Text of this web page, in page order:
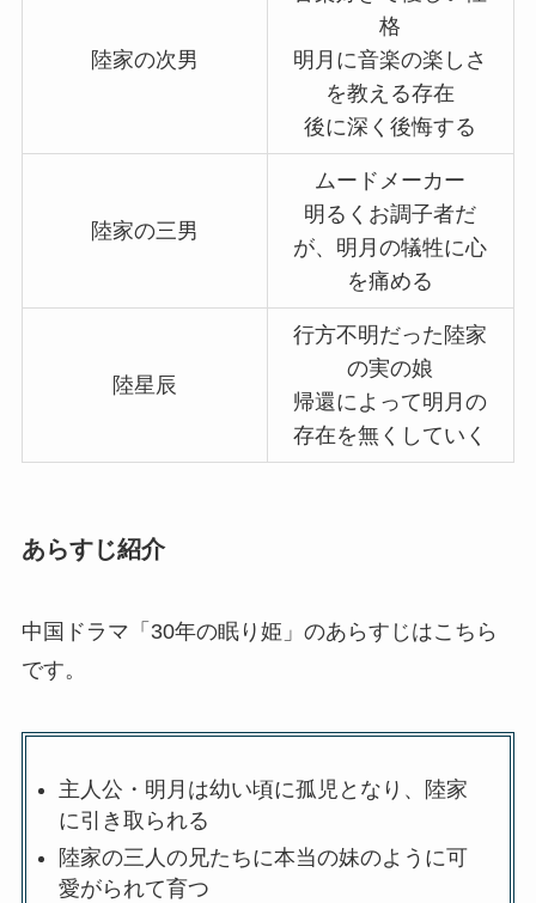
陸家の次男
格
明月に音楽の楽しさ
を教える存在
後に深く後悔する
陸家の三男
ムードメーカー
明るくお調子者だ
が、明月の犠牲に心
を痛める
陸星辰
行方不明だった陸家
の実の娘
帰還によって明月の
存在を無くしていく
あらすじ紹介
中国ドラマ「30年の眠り姫」のあらすじはこちら
です。
主人公・明月は幼い頃に孤児となり、陸家
に引き取られる
陸家の三人の兄たちに本当の妹のように可
愛がられて育つ